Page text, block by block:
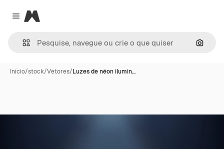
Close menu
Magnific
Início/stock/Vetores/Luzes de néon ilumin…